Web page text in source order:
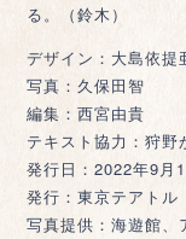
る。（鈴木）
デザイン：大島依提
写真：久保田智
編集：西宮由貴
テキスト協力：狩野
発行日：2022年9月
発行：東京テアトル
写真提供：海遊館、